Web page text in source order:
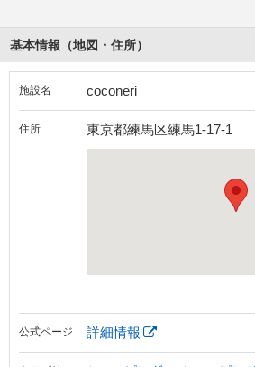
基本情報（地図・住所）
施設名 coconeri
住所 東京都練馬区練馬1-17-1
公式ページ 詳細情報